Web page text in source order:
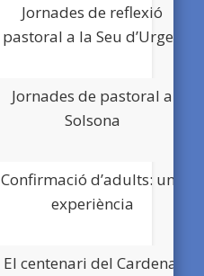
Jornades de reflexió
pastoral a la Seu d’Urgell
Jornades de pastoral a
Solsona
Confirmació d’adults: una
experiència
El centenari del Cardenal